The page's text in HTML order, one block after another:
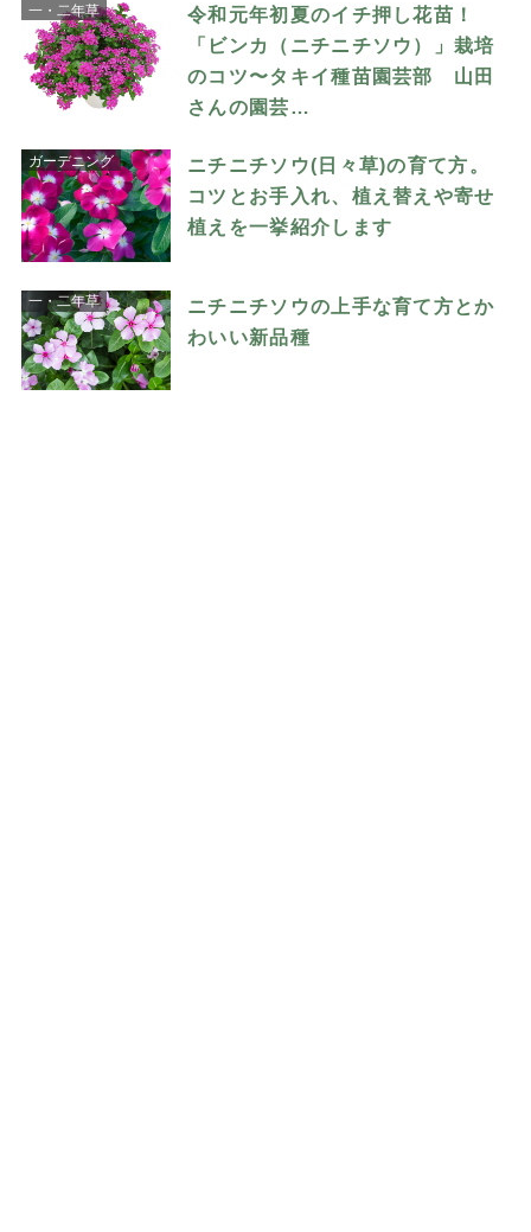
一・二年草
令和元年初夏のイチ押し花苗！
「ビンカ（ニチニチソウ）」栽培
のコツ〜タキイ種苗園芸部 山田
さんの園芸…
ガーデニング
ニチニチソウ(日々草)の育て方。
コツとお手入れ、植え替えや寄せ
植えを一挙紹介します
一・二年草
ニチニチソウの上手な育て方とか
わいい新品種